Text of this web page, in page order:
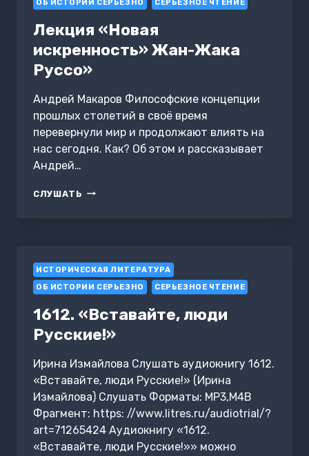
ИССЛЕДОВАНИЕ
ОБ ИСТОРИИ СЕРЬЕЗНО СЕРЬЕЗНОЕ ЧТЕНИЕ
Лекция «Новая
искренность» Жан-Жака
Руссо»
Андрей Макаров Философские концепции
прошлых столетий в своё время
перевернули мир и продолжают влиять на
нас сегодня. Как? Об этом и рассказывает
Андрей…
СЛУШАТЬ ЛЕКЦИЯ
ИСТОРИЧЕСКАЯ ЛИТЕРАТУРА
ОБ ИСТОРИИ СЕРЬЕЗНО
СЕРЬЕЗНОЕ ЧТЕНИЕ
1612. «Вставайте, люди
Русские!»
Ирина Измайлова Слушать аудиокнигу 1612.
«Вставайте, люди Русские!» (Ирина
Измайлова) Слушать Форматы: MP3,M4B
Фрагмент: https: //www.litres.ru/audiotrial/?
art=71265424 Аудиокнигу «1612.
«Вставайте, люди Русские!»» можно